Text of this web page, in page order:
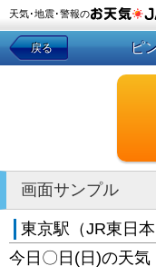
天気･地震･警報の
戻る ピ
画面サンプル
東京駅（JR東日本
今日〇日(日)の天気